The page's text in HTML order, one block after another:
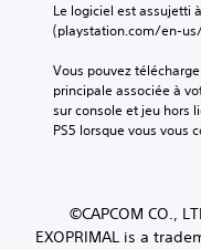
Le logiciel est assujetti
(playstation.com/en-
Vous pouvez
principale associée à
sur console et jeu hors
PS5 lorsque vous vous
©CAPCOM CO.,
EXOPRIMAL is a